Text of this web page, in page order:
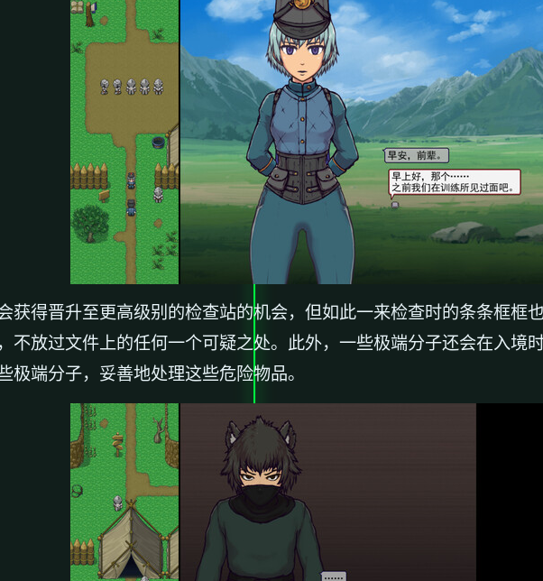
获得晋升至更高级别的检查站的机会，但如此一来检查时的条条框框
不放过文件上的任何一个可疑之处。此外，一些极端分子还会在入境
极端分子，妥善地处理这些危险物品。